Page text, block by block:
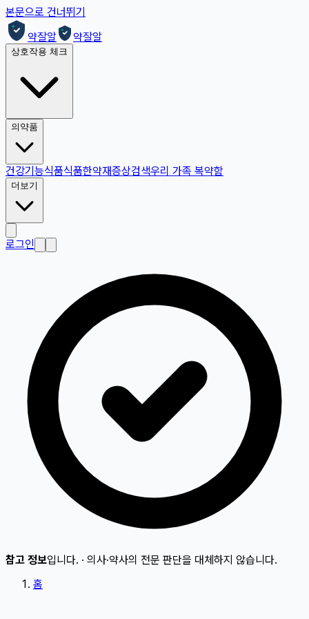
본문으로 건너뛰기
약잘알
약잘알
상호작용 체크
의약품
건강기능식품식품한약재증상검색우리 가족 복약함
더보기
로그인
참고 정보입니다. · 의사·약사의 전문 판단을 대체하지 않습니다.
홈